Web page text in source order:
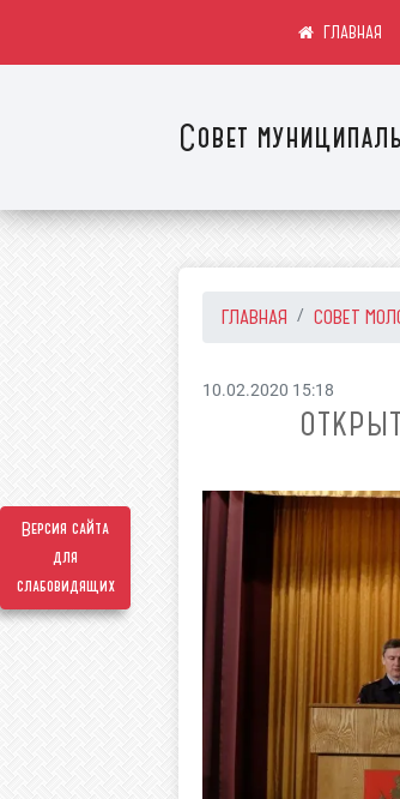
Версия сайта
для
слабовидящих
Совет
ГЛАВНАЯ СОВЕТ
10.02.2020 15:18